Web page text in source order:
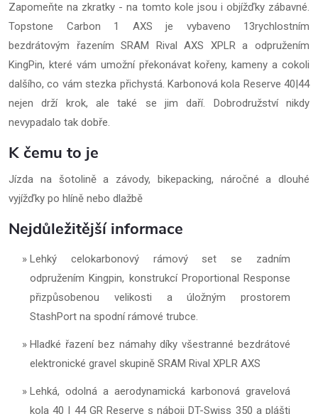
Zapomeňte na zkratky - na tomto kole jsou i objížďky zábavné.
Topstone Carbon 1 AXS je vybaveno 13rychlostním
bezdrátovým řazením SRAM Rival AXS XPLR a odpružením
KingPin, které vám umožní překonávat kořeny, kameny a cokoli
dalšího, co vám stezka přichystá. Karbonová kola Reserve 40|44
nejen drží krok, ale také se jim daří. Dobrodružství nikdy
nevypadalo tak dobře.
K čemu to je
Jízda na šotolině a závody, bikepacking, náročné a dlouhé
vyjížďky po hlíně nebo dlažbě
Nejdůležitější informace
Lehký celokarbonový rámový set se zadním
odpružením Kingpin, konstrukcí Proportional Response
přizpůsobenou velikosti a úložným prostorem
StashPort na spodní rámové trubce.
Hladké řazení bez námahy díky všestranné bezdrátové
elektronické gravel skupině SRAM Rival XPLR AXS
Lehká, odolná a aerodynamická karbonová gravelová
kola 40 I 44 GR Reserve s náboji DT-Swiss 350 a plášti